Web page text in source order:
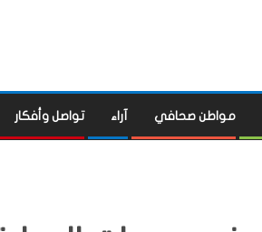
مواطن صحافي آراء تواصل وأفكار